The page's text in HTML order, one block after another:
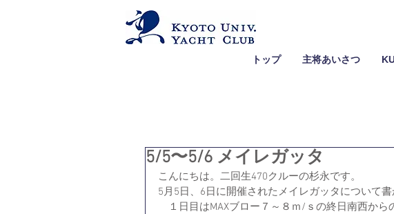
トップ 主将あいさつ
5/5〜5/6 メイレガッタ
こんにちは。二回生470クルーの杉永です。
5月5日、6日に開催されたメイレガッタについて
１日目はMAXブロー７～８ｍ/ｓの終日南西か